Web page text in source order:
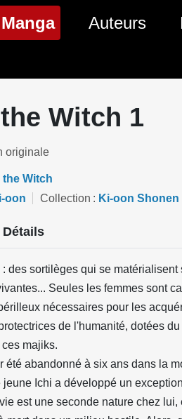
Manga(page courante)
Auteurs
Witch 1
originale
the Witch
oon Collection Ki-oon Shonen
Détails
: des sortilèges qui se
Seules les femmes sont
nécessaires pour les
de l'humanité, dotées
majiks.
été abandonné à six ans dans la
jeune Ichi a développé un
est une seconde nature chez